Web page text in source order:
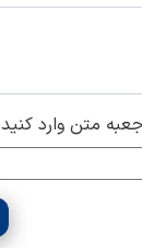
متن وارد کنید